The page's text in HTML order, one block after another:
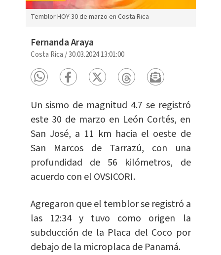
Temblor HOY 30 de marzo en Costa Rica
Fernanda Araya
Costa Rica /30.03.2024 13:01:00
Un sismo de magnitud 4.7 se registró
este 30 de marzo en León Cortés, en
San José, a 11 km hacia el oeste de
San Marcos de Tarrazú, con una
profundidad de 56 kilómetros, de
acuerdo con el OVSICORI.
Agregaron que el temblor se registró a
las 12:34 y tuvo como origen la
subducción de la Placa del Coco por
debajo de la microplaca de Panamá.